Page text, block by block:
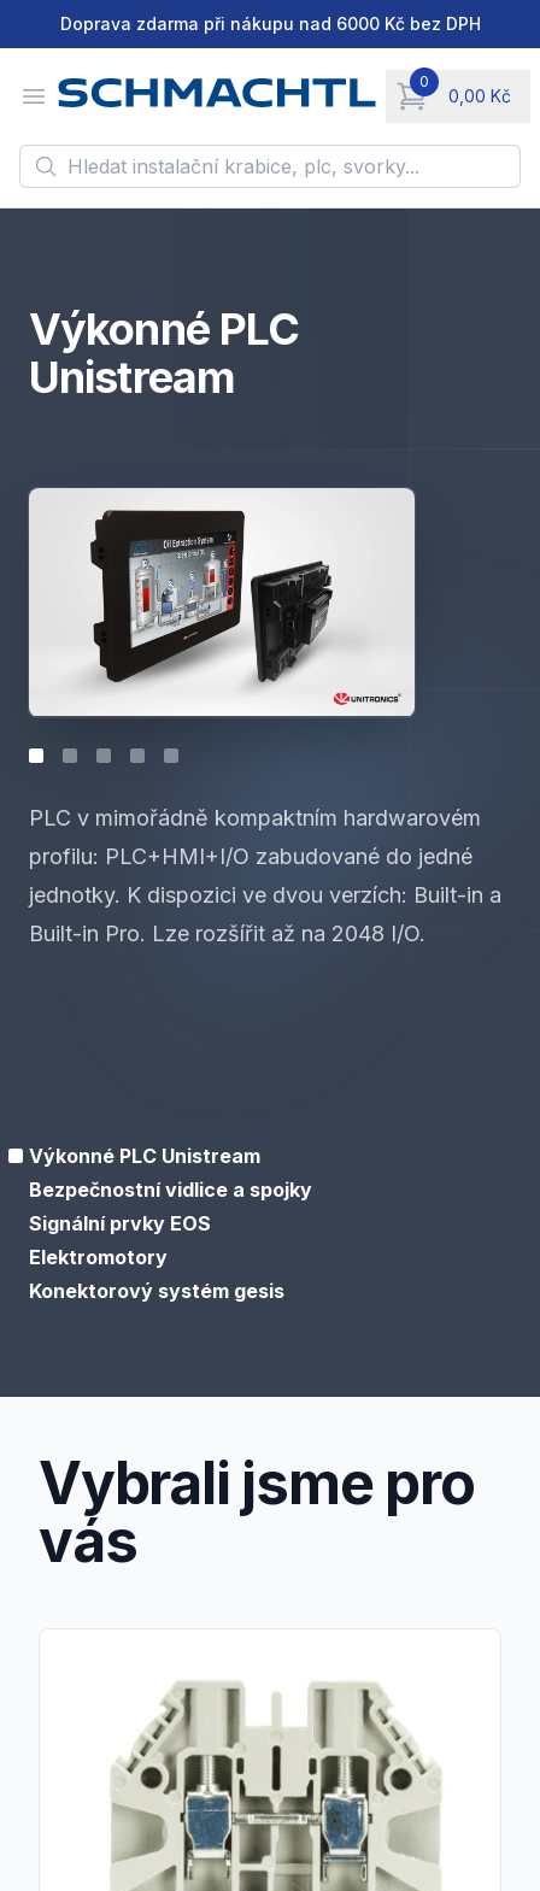
Doprava zdarma při nákupu nad 6000 Kč bez DPH
Open menu
0
0,00 Kč
items in cart,
Hledat instalační krabice, plc, svorky...
Bezpečnostní vidlice a
spojky
Tato řada TOP TAURUS 2 výrazně zkracuje čas
potřebný k instalaci a zvyšuje uživatelský
komfort a bezpečnost. Všechny modely
konektorů jsou k dispozici s LED indikátorem
Výkonné PLC Unistream
Bezpečnostní vidlice a spojky
Signální prvky EOS
Elektromotory
Konektorový systém gesis
Vybrali jsme pro
vás